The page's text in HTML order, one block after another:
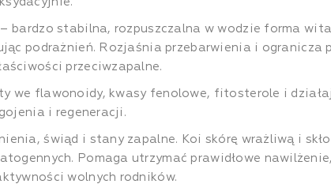
bardzo stabilna, rozpuszczalna w wodzie forma
podrażnień. Rozjaśnia przebarwienia i
przeciwzapalne.
we flawonoidy, kwasy fenolowe, fitosterole i
i regeneracji.
świąd i stany zapalne. Koi skórę wrażliwą i
Pomaga utrzymać prawidłowe
wolnych rodników.